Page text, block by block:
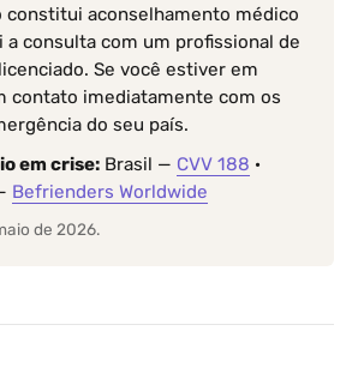
constitui aconselhamento médico
a consulta com um profissional de
Se você estiver em
contato imediatamente com os
do seu país.
em crise: Brasil — CVV 188 ·
Befrienders Worldwide
de 2026.